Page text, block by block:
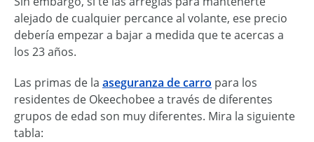
alejado de cualquier percance al volante, ese precio
debería empezar a bajar a medida que te acercas a
los 23 años.
Las primas de la aseguranza de carro para los
residentes de Okeechobee a través de diferentes
grupos de edad son muy diferentes. Mira la siguiente
tabla: